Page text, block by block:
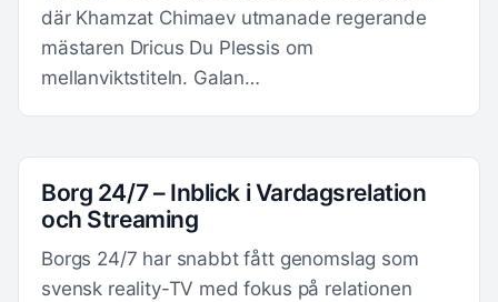
där Khamzat Chimaev utmanade regerande
mästaren Dricus Du Plessis om
mellanviktstiteln. Galan…
Borg 24/7 – Inblick i Vardagsrelation
och Streaming
Borgs 24/7 har snabbt fått genomslag som
svensk reality-TV med fokus på relationen